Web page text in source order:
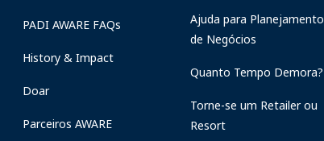
PADI AWARE FAQs
History & Impact
Doar
Parceiros AWARE
Ajuda para Planejamento
de Negócios
Quanto Tempo Demora?
Torne-se um Retailer ou
Resort